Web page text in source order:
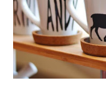
Stěhujeme se + Jak
sehnat spolehlivé
stěhováky?